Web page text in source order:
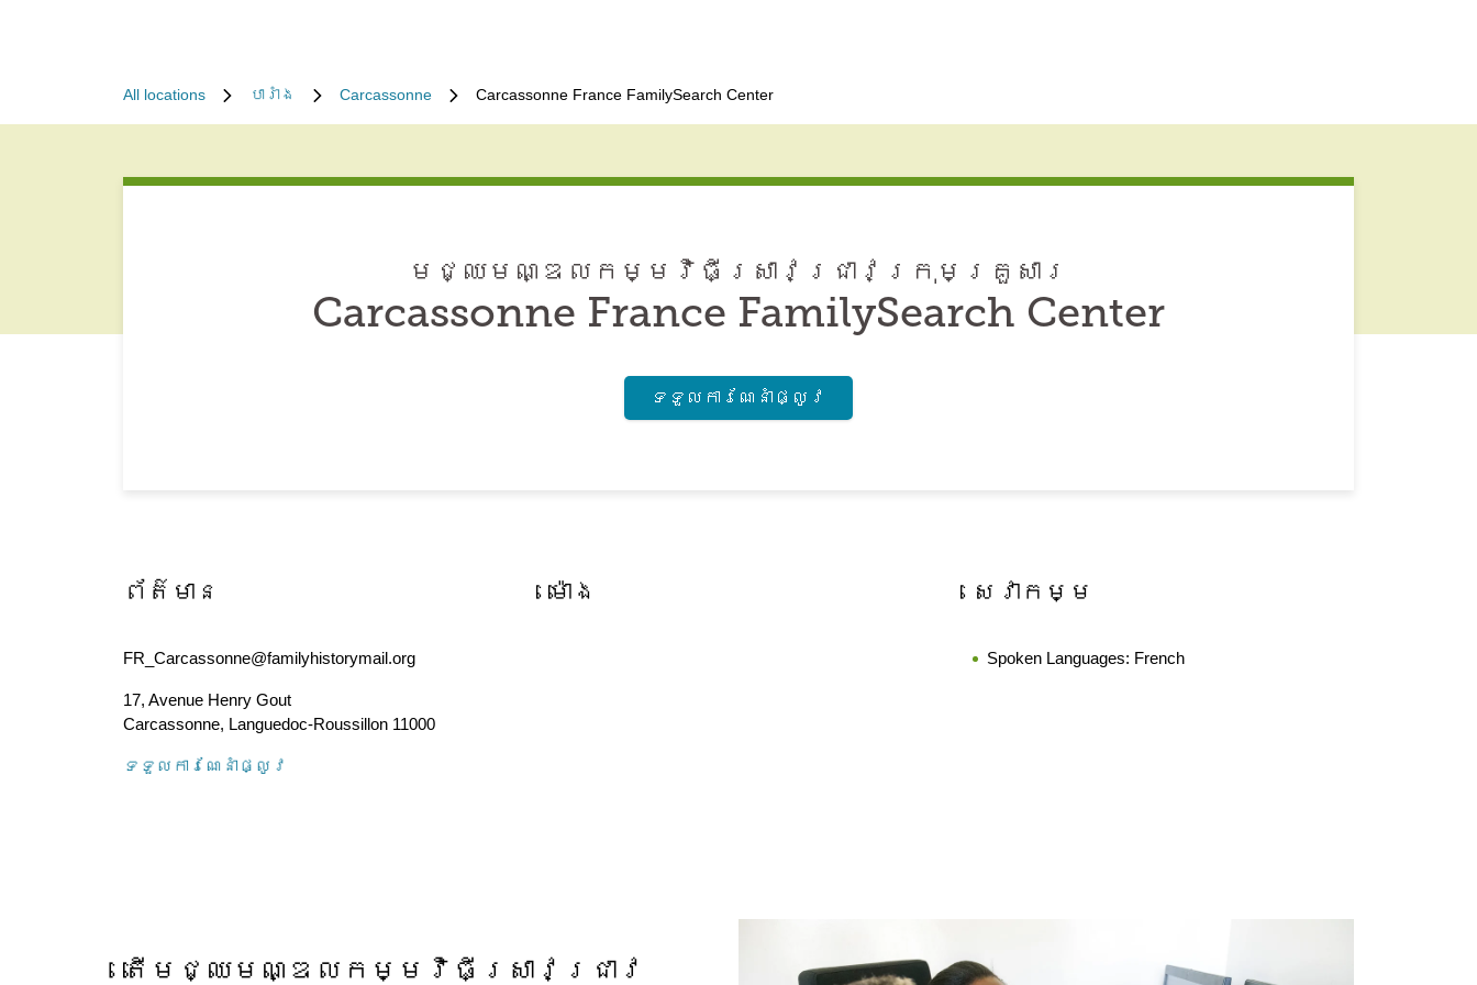
All locations បារាំង Carcassonne Carcassonne France FamilySearch Center
មជ្ឈមណ្ឌល​កម្មវិធី​ស្រាវជ្រាវ​ក្រុមគ្រួសារ
Carcassonne France FamilySearch Center
ទទួល​ការណែនាំ​ផ្លូវ
ព័ត៌មាន
FR_Carcassonne@familyhistorymail.org
17, Avenue Henry Gout
Carcassonne, Languedoc-Roussillon 11000
ទទួល​ការណែនាំ​ផ្លូវ
ម៉ោង សេវាកម្ម
Spoken Languages: French
តើ​មជ្ឈមណ្ឌល​កម្មវិធី​ស្រាវជ្រាវ​